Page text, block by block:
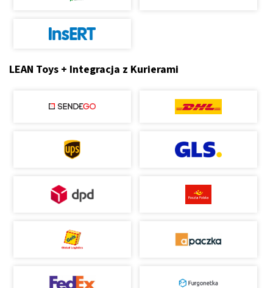
LEAN Toys + Integracja z Kurierami